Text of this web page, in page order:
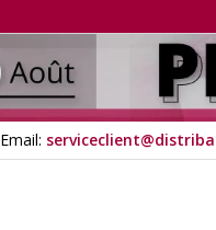
Email:
add_circle_outline